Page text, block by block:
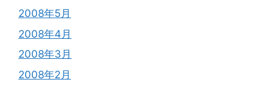
2008年5月
2008年4月
2008年3月
2008年2月